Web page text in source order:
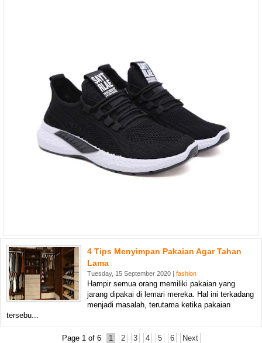
4 Tips Menyimpan Pakaian Agar Tahan
Lama
Tuesday, 15 September 2020 | fashion
Hampir semua orang memiliki pakaian yang
jarang dipakai di lemari mereka. Hal ini terkadang
menjadi masalah, terutama ketika pakaian
tersebu...
Page 1 of 6 1 2 3 4 5 6 Next